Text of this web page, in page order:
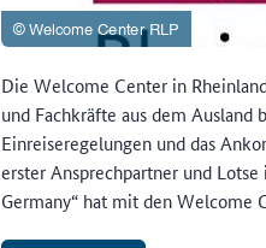
Die Welcome Center in
und Fachkräfte aus dem
Einreiseregelungen und das
erster Ansprechpartner und
Germany“ hat mit den Welcome